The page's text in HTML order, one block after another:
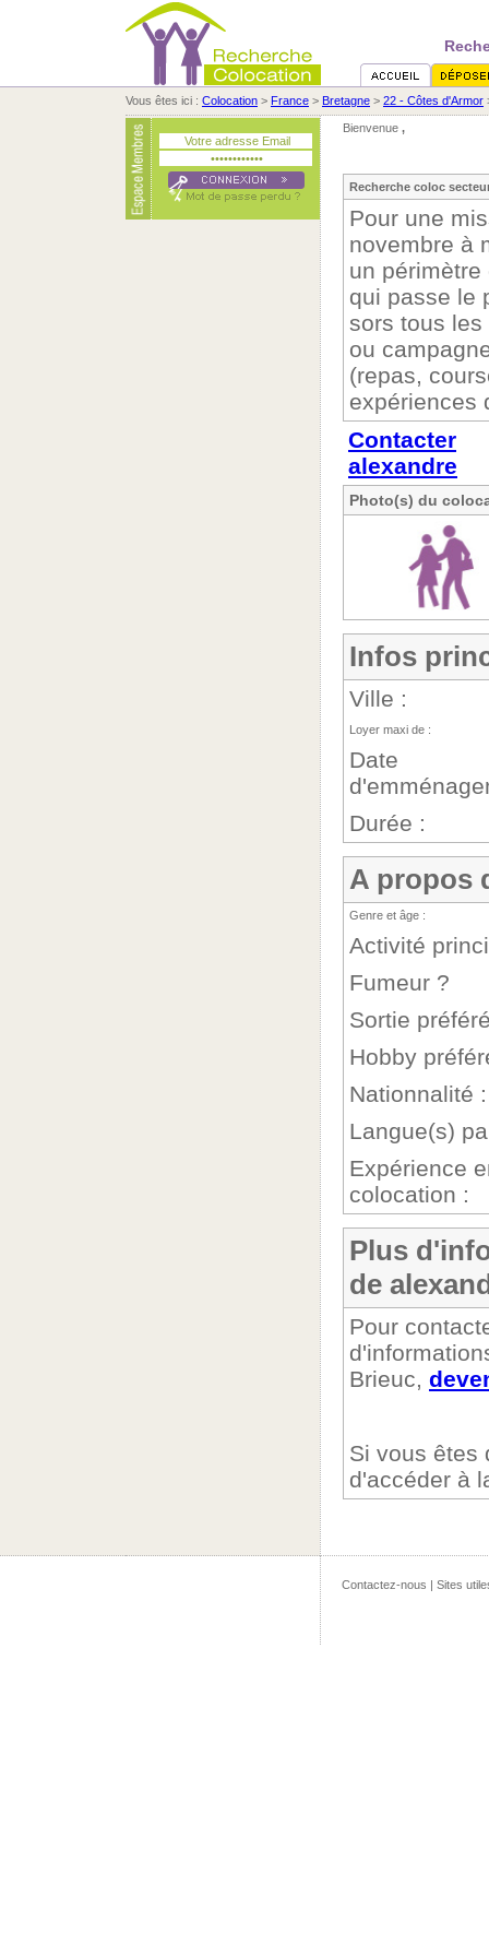
Vous êtes ici : Colocation > France > Bretagne > 22 - Côtes d'Armor
Bienvenue ,
Recherche coloc
Pour une
novembre à
un
qui passe le
sors tous
ou
(repas,
expériences
Contacter
alexandre
Photo(s) du
Infos
Ville :
Loyer maxi de :
Date
Durée :
A propos
Genre et âge :
Activité
Fumeur ?
Sortie
Hobby
Nationnalité :
Langue(s)
Expérience
colocation :
Plus
de
Pour
Brieuc,
Si vous êtes
d'accéder à
Contactez-nous | Sites